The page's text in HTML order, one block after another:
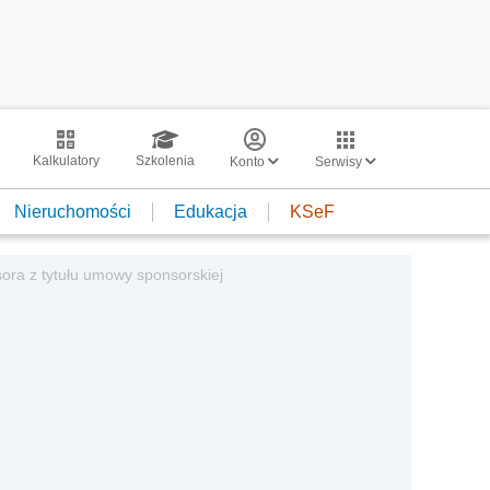
Kalkulatory Szkolenia Konto Serwisy
Nieruchomości Edukacja KSeF
z tytułu umowy sponsorskiej